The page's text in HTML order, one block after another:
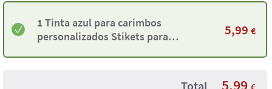
1 Tinta azul para carimbos
personalizados Stikets para
5,99 €
Total 5,99